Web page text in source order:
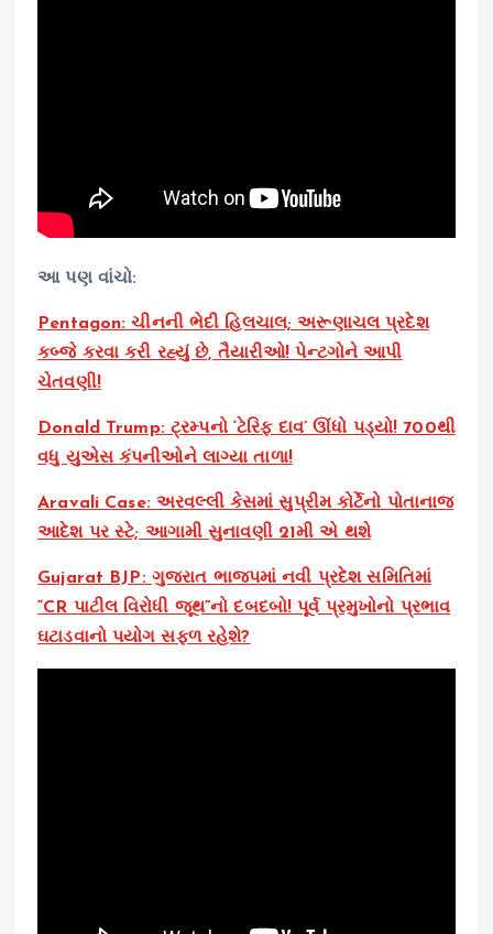
આ પણ વાંચો:
Pentagon: ચીનની ભેદી હિલચાલ; અરૂણાચલ પ્રદેશ
કબ્જે કરવા કરી રહ્યું છે, તૈયારીઓ! પેન્ટગોને આપી
ચેતવણી!
Donald Trump: ટ્રમ્પનો ‘ટેરિફ દાવ’ ઊંધો પડ્યો! 700થી
વધુ યુએસ કંપનીઓને લાગ્યા તાળા!
Aravali Case: અરવલ્લી કેસમાં સુપ્રીમ કોર્ટેનો પોતાનાજ
આદેશ પર સ્ટે; આગામી સુનાવણી 21મી એ થશે
Gujarat BJP: ગુજરાત ભાજપમાં નવી પ્રદેશ સમિતિમાં
“CR પાટીલ વિરોધી જૂથ”નો દબદબો! પૂર્વ પ્રમુખોનો પ્રભાવ
ઘટાડવાનો પયોગ સફળ રહેશે?